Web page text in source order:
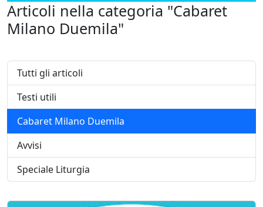
Articoli nella categoria "Cabaret
Milano Duemila"
Tutti gli articoli
Testi utili
Cabaret Milano Duemila
Avvisi
Speciale Liturgia